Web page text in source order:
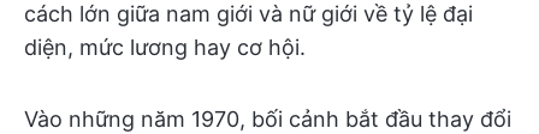
cách lớn giữa nam giới và nữ giới về tỷ lệ đại
diện, mức lương hay cơ hội.
Vào những năm 1970, bối cảnh bắt đầu thay đổi